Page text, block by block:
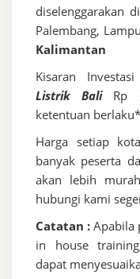
diselenggarakan
Palembang,
Kalimantan
Kisaran Investasi
Listrik Bali
Rp
ketentuan
Harga setiap
banyak peserta
akan lebih
hubungi kami
Catatan : Apabila
in house
dapat